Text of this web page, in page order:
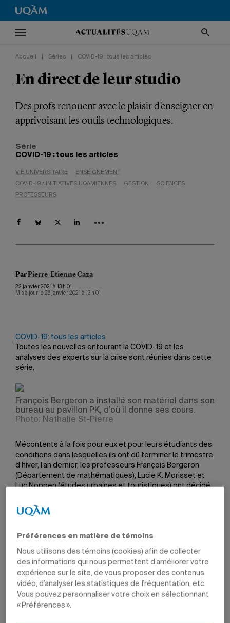
Accueil Séries COVID-19 : tous les articles
En direct de leur studio
Des profs renouent avec le plaisir d’enseigner en
apprivoisant les outils technologiques.
Série
COVID-19 : tous les articles
VIE UNIVERSITAIRE
ENSEIGNEMENT
COVID-19 / INITIATIVES UQAMIENNES
GESTION
SCIENCES
PROFESSEURS
ParPierre-Etienne Caza
22 janvier 2021 à 13 h 01
Mis à jour le 26 janvier 2021 à 13 h 01
COVID-19: tous les articles
Toutes les nouvelles entourant la COVID-19 et les
analyses des experts sur la crise sont réunies dans cette
série.
François Bergeron a installé son matériel dans son
bureau au pavillon PK, d’où il donne ses cours.
Photo: Nathalie St-Pierre
Mécontents à la fois pour eux et pour leurs étudiants des
conditions dans lesquelles ils ont dû terminer le trimestre
d’hiver, l’an dernier, les professeurs François Bergeron
(Département de mathématiques), Lucie K. Morisset et
Luc Noppen (études urbaines et touristiques) ont décidé
ils se sont bricolé un studio qui leur permet d’offrir des
cours à la hauteur de leurs attentes… et de renouer avec
La fin du trimestre d’hiver 2020 à distance «fut une
catastrophe», raconte François Bergeron. «Les notions
que j’enseigne requièrent à la fois des démonstrations en
direct et un
feedback
instantané pour constater si les
étudiants ont compris et rien de tout cela n’était facile
avec Zoom», explique celui qui donnait un cours de bac
sur les structures algébriques abstraites.
Préférences en matière de témoins
Nous utilisons des témoins (cookies) afin de collecter
des informations qui nous permettent d’améliorer votre
expérience sur le site, de vous proposer des contenus
vidéo, d’analyser les statistiques de fréquentation, etc.
Vous pouvez personnaliser votre choix en sélectionnant
« Préférences ».